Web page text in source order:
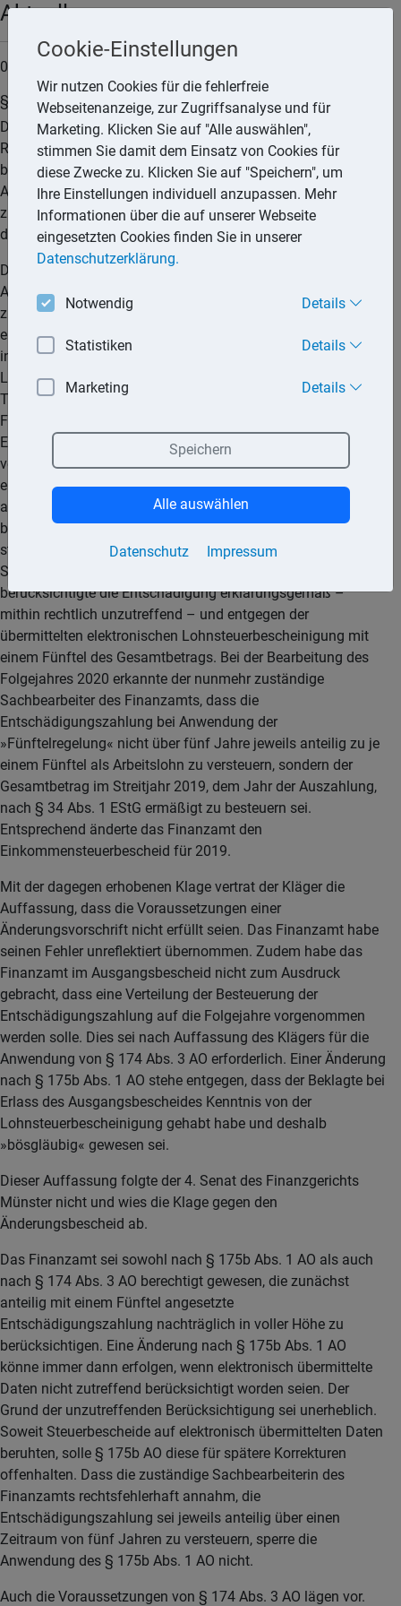
Aktuell
07.05.2026
§ 175b AO erfasst auch Rechtsanwendungsfehler
Das Finanzamt darf übermittelte Daten auch dann im
Rahmen einer Bescheidänderung nach § 175b AO
berücksichtigen, wenn die unzutreffende Berücksichtigung im
Ausgangsbescheid auf einem Rechtsanwendungsfehler des
zuständigen Sachbearbeiters beruht. Dies hat der 4. Senat
des Finanzgerichts Münster entschieden.
Der Kläger war im Streitjahr 2019 als Angestellter tätig.
Aufgrund der Auflösung eines Arbeitsverhältnisses erhielt er
zudem im Januar 2019 eine Entschädigungszahlung von
einem vormaligen Arbeitgeber. Dieser übermittelte noch
innerhalb des Streitjahres die entsprechende elektronische
Lohnsteuerbescheinigung an das Finanzamt. In einem
Telefonat mit der zuständigen Sachbearbeiterin des
Finanzamts kündigte der Kläger an, er wolle die
Entschädigungszahlung über mehrere Jahre verteilt
versteuert wissen. Mit seiner Einkommensteuererklärung
erklärte der Kläger die erhaltene Entschädigungszahlung
anteilig mit einem Fünftel des Gesamtbetrags. Ergänzend
beantragte er die Anwendung der »Fünftelregelung« als
steuerliche Ermäßigung, wie dies bereits mit der zuständigen
Sachbearbeiterin besprochen worden sei. Das Finanzamt
berücksichtigte die Entschädigung erklärungsgemäß –
mithin rechtlich unzutreffend – und entgegen der
übermittelten elektronischen Lohnsteuerbescheinigung mit
einem Fünftel des Gesamtbetrags. Bei der Bearbeitung des
Folgejahres 2020 erkannte der nunmehr zuständige
Sachbearbeiter des Finanzamts, dass die
Entschädigungszahlung bei Anwendung der
»Fünftelregelung« nicht über fünf Jahre jeweils anteilig zu je
einem Fünftel als Arbeitslohn zu versteuern, sondern der
Gesamtbetrag im Streitjahr 2019, dem Jahr der Auszahlung,
nach § 34 Abs. 1 EStG ermäßigt zu besteuern sei.
Entsprechend änderte das Finanzamt den
Einkommensteuerbescheid für 2019.
Mit der dagegen erhobenen Klage vertrat der Kläger die
Auffassung, dass die Voraussetzungen einer
Änderungsvorschrift nicht erfüllt seien. Das Finanzamt habe
seinen Fehler unreflektiert übernommen. Zudem habe das
Finanzamt im Ausgangsbescheid nicht zum Ausdruck
gebracht, dass eine Verteilung der Besteuerung der
Entschädigungszahlung auf die Folgejahre vorgenommen
werden solle. Dies sei nach Auffassung des Klägers für die
Anwendung von § 174 Abs. 3 AO erforderlich. Einer Änderung
nach § 175b Abs. 1 AO stehe entgegen, dass der Beklagte bei
Erlass des Ausgangsbescheides Kenntnis von der
Lohnsteuerbescheinigung gehabt habe und deshalb
»bösgläubig« gewesen sei.
Dieser Auffassung folgte der 4. Senat des Finanzgerichts
Münster nicht und wies die Klage gegen den
Änderungsbescheid ab.
Das Finanzamt sei sowohl nach § 175b Abs. 1 AO als auch
nach § 174 Abs. 3 AO berechtigt gewesen, die zunächst
anteilig mit einem Fünftel angesetzte
Entschädigungszahlung nachträglich in voller Höhe zu
berücksichtigen. Eine Änderung nach § 175b Abs. 1 AO
könne immer dann erfolgen, wenn elektronisch übermittelte
Daten nicht zutreffend berücksichtigt worden seien. Der
Grund der unzutreffenden Berücksichtigung sei unerheblich.
Soweit Steuerbescheide auf elektronisch übermittelten Daten
beruhten, solle § 175b AO diese für spätere Korrekturen
offenhalten. Dass die zuständige Sachbearbeiterin des
Finanzamts rechtsfehlerhaft annahm, die
Entschädigungszahlung sei jeweils anteilig über einen
Zeitraum von fünf Jahren zu versteuern, sperre die
Anwendung des § 175b Abs. 1 AO nicht.
Auch die Voraussetzungen von § 174 Abs. 3 AO lägen vor.
Cookie-Einstellungen
Wir nutzen Cookies für die fehlerfreie
Webseitenanzeige, zur Zugriffsanalyse und für
Marketing. Klicken Sie auf "Alle auswählen",
stimmen Sie damit dem Einsatz von Cookies für
diese Zwecke zu. Klicken Sie auf "Speichern", um
Ihre Einstellungen individuell anzupassen. Mehr
Informationen über die auf unserer Webseite
eingesetzten Cookies finden Sie in unserer
Datenschutzerklärung.
Notwendig Details
Statistiken Details
Marketing Details
Datenschutz Impressum
Speichern
Alle auswählen